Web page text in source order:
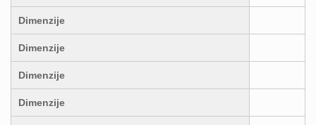
Dimenzije
Dimenzije
Dimenzije
Dimenzije